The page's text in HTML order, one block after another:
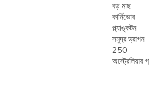
বড় মাছ
কার্নিভোর
প্ল্যাঙ্কটন
সমুদ্র ড্রাগন
250
অস্ট্রেলিয়ার